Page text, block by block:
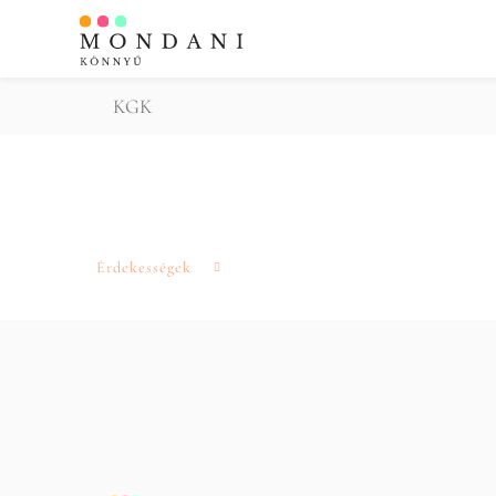
KGK
Érdekességek